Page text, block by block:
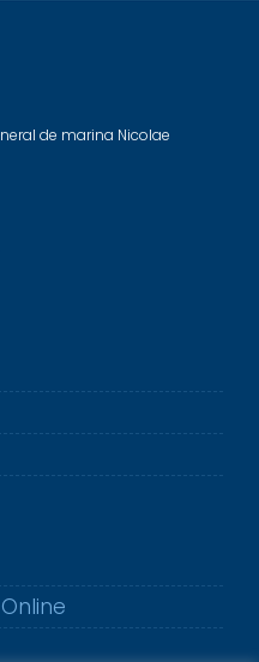
de marina Nicolae